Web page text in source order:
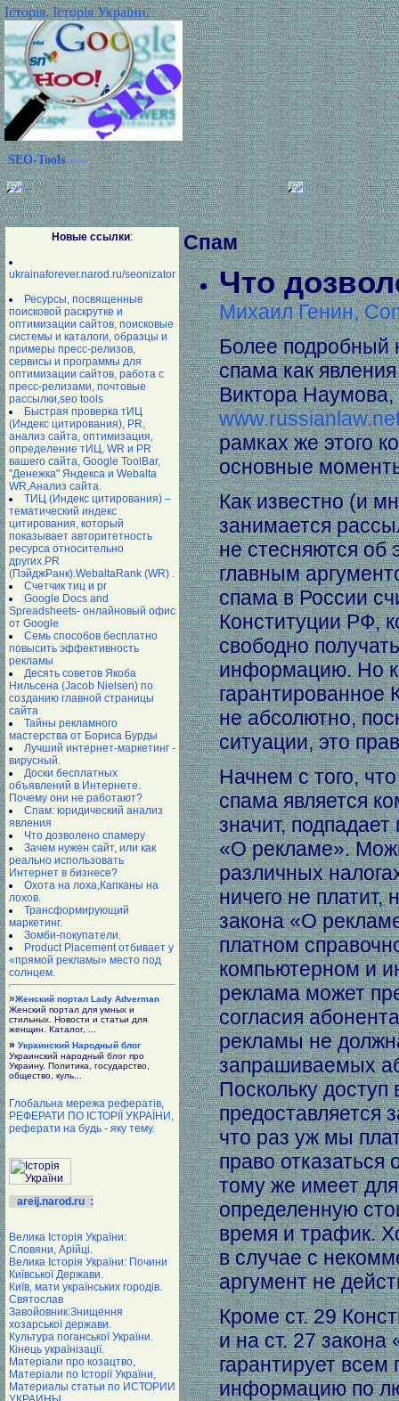
Історія. Історія України.
SEO-Tools»»»
... [»] ... [»]
Новые ссылки:
ukrainaforever.narod.ru/seonizator
Ресурсы, посвященные
поисковой раскрутке и
оптимизации сайтов, поисковые
системы и каталоги, образцы и
примеры пресс-релизов,
сервисы и программы для
оптимизации сайтов, работа с
пресс-релизами, почтовые
рассылки,seo tools
Быстрая проверка тИЦ
(Индекс цитирования), PR,
анализ сайта, оптимизация,
определение тИЦ, WR и PR
вашего сайта, Google ToolBar,
"Денежка" Яндекса и Webalta
WR,Анализ сайта.
ТИЦ (Индекс цитирования) –
тематический индекс
цитирования, который
показывает авторитетность
ресурса относительно
других.PR
(ПэйджРанк).WebaltaRank (WR) .
Счетчик тиц и pr
Google Docs and
Spreadsheets- онлайновый офис
от Google
Семь способов бесплатно
повысить эффективность
рекламы
Десять советов Якоба
Нильсена (Jacob Nielsen) по
созданию главной страницы
сайта
Тайны рекламного
мастерства от Бориса Бурды
Лучший интернет-маркетинг -
вирусный.
Доски бесплатных
объявлений в Интернете.
Почему они не работают?
Спам: юридический анализ
явления
Что дозволено спамеру
Зачем нужен сайт, или как
реально использовать
Интернет в бизнесе?
Охота на лоха,Капканы на
лохов.
Трансформирующий
маркетинг.
Зомби-покупатели.
Product Placement отбивает у
«прямой рекламы» место под
солнцем.
»Женский портал Lady Adverman
Женский портал для умных и
стильных. Новости и статьи для
женщин. Каталог, ...
» Украинский Народный блог
Украинский народный блог про
Украину. Политика, государство,
общество, куль...
Глобальна мережа рефератів,
РЕФЕРАТИ ПО ІСТОРІЇ УКРАЇНИ,
реферати на будь - яку тему.
areij.narod.ru :
Велика Історія України:
Словяни, Арійці.
Велика Історія України: Почини
Київської Держави.
Київ, мати українських городів.
Святослав
Завойовник:Знищення
хозарської держави.
Культура поганської України.
Кінець українізації.
Матеріали про козацтво,
Матеріали по Історії України,
Материалы статьи по ИСТОРИИ
Спам
Что
Михаил Генин,
Более подробный
спама как
Виктора Наумова,
рамках же этого
основные
Как известно (и
занимается
не стесняются об
главным
спама в России
Конституции РФ,
свободно
информацию. Но
гарантированное
не абсолютно,
ситуации, это
Начнем с того,
спама является
значит,
«О рекламе».
различных
ничего не платит,
закона «О
платном
компьютерном и
реклама может
согласия
рекламы не
запрашиваемых
Поскольку доступ
предоставляется
что раз уж мы
право отказаться
тому же имеет
определенную
время и трафик.
в случае с
аргумент не
Кроме ст. 29
и на ст. 27 закона
гарантирует
информацию по